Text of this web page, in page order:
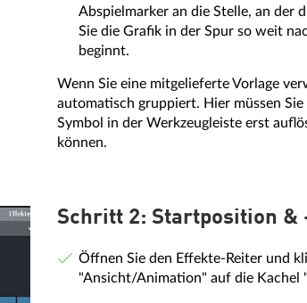
Abspielmarker an die Stelle, an der
Sie die Grafik in der Spur so weit
beginnt.
Wenn Sie eine mitgelieferte Vorlage
automatisch gruppiert. Hier müssen
Symbol in der Werkzeugleiste erst
können.
Schritt 2: Startposition &
Öffnen Sie den Effekte-Reiter und
"Ansicht/Animation" auf die Kachel